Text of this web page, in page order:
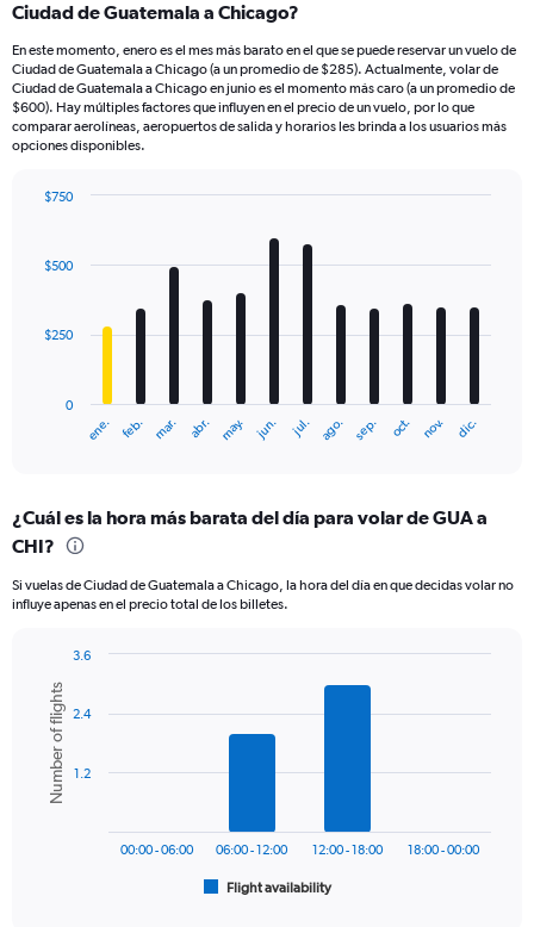
Ciudad de Guatemala a Chicago?
En este momento, enero es el mes más barato en el que se puede reservar un vuelo de
Ciudad de Guatemala a Chicago (a un promedio de $285). Actualmente, volar de
Ciudad de Guatemala a Chicago en junio es el momento más caro (a un promedio de
$600). Hay múltiples factores que influyen en el precio de un vuelo, por lo que
comparar aerolíneas, aeropuertos de salida y horarios les brinda a los usuarios más
opciones disponibles.
with
12
The
Range:
12
The
chart
axis
displaying
values.
Range:
ene. feb. mar. abr. may. jun. jul. ago. sep. oct. nov. dic.
0
$250
$500
$750
¿Cuál es la hora más barata del día para volar de GUA a
CHI?
Si vuelas de Ciudad de Guatemala a Chicago, la hora del día en que decidas volar no
influye apenas en el precio total de los billetes.
chart
with
bars.
The
Chart
graphic.
Number of flights
Flight availability
00:00 - 06:00 06:00 - 12:00 12:00 - 18:00 18:00 - 00:00
1.2
2.4
3.6